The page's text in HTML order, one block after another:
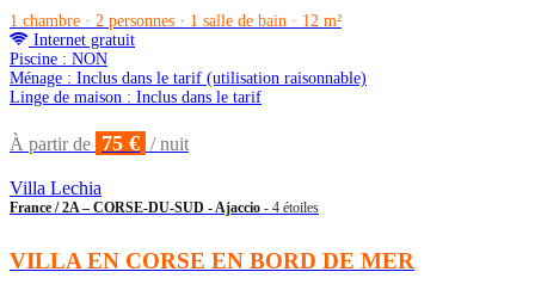
1 chambre · 2 personnes · 1 salle de bain · 12 m²
Internet gratuit
Piscine : NON
Ménage : Inclus dans le tarif (utilisation raisonnable)
Linge de maison : Inclus dans le tarif
À partir de 75 € / nuit
Villa Lechia
France / 2A – CORSE-DU-SUD - Ajaccio - 4 étoiles
VILLA EN CORSE EN BORD DE MER